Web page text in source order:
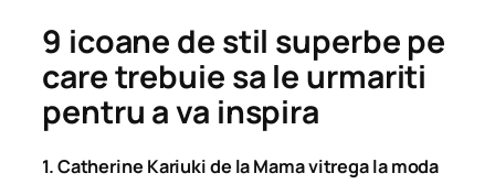
9 icoane de stil superbe pe
care trebuie sa le urmariti
pentru a va inspira
1. Catherine Kariuki de la Mama vitrega la moda